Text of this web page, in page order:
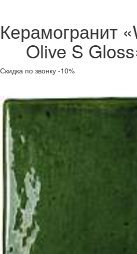
Керамогранит
Olive S
Скидка по звонку -10%